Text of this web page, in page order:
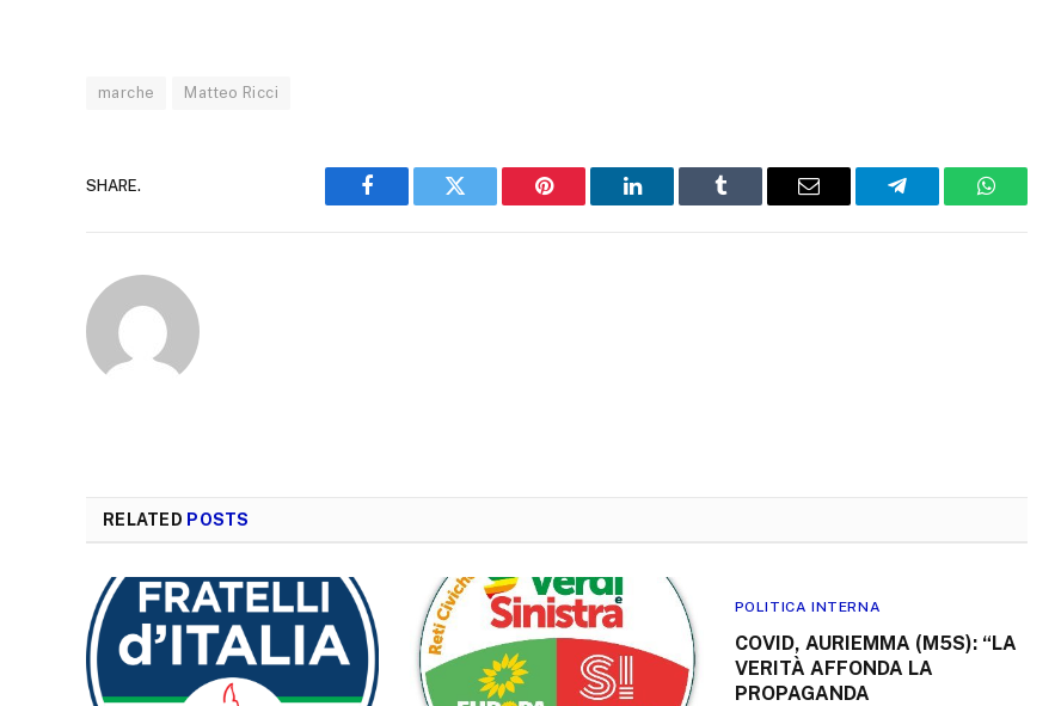
marche Matteo Ricci
SHARE.
Facebook Twitter Pinterest LinkedIn Tumblr Email Telegram
RELATED POSTS
POLITICA INTERNA
COVID, AURIEMMA (M5S): “LA
VERITÀ AFFONDA LA
PROPAGANDA